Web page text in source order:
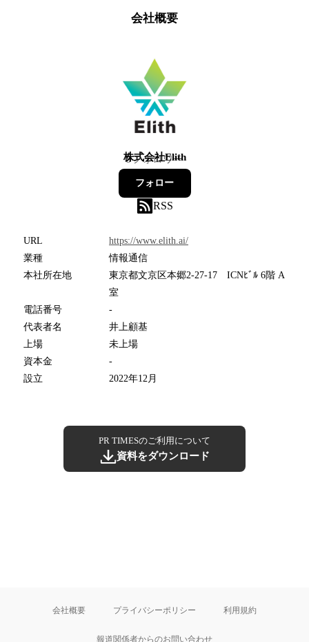
会社概要
株式会社Elith
9フォロワー
フォロー
RSS
URL
https://www.elith.ai/
業種
情報通信
本社所在地
東京都文京区本郷2-27-17 ICNﾋﾞﾙ 6階 A
室
電話番号
-
代表者名
井上顧基
上場
未上場
資本金
-
設立
2022年12月
PR TIMESのご利用について
資料をダウンロード
会社概要 プライバシーポリシー 利用規約
報道関係者からのお問い合わせ